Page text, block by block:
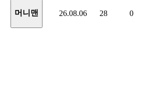
머니맨 26.08.06 28 0